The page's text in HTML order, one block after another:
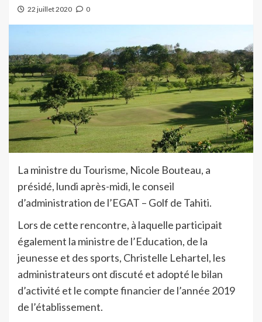
22 juillet 2020 0
La ministre du Tourisme, Nicole Bouteau, a
présidé, lundi après-midi, le conseil
d’administration de l’EGAT – Golf de Tahiti.
Lors de cette rencontre, à laquelle participait
également la ministre de l’Education, de la
jeunesse et des sports, Christelle Lehartel, les
administrateurs ont discuté et adopté le bilan
d’activité et le compte financier de l’année 2019
de l’établissement.